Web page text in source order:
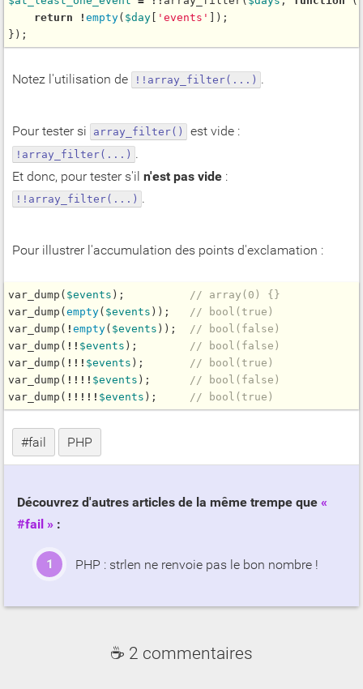
return
! empty( $day 'events'
]);
Notez l'utilisation de !!array_filter(...) .
Pour tester si array_filter() est vide :
!array_filter(...) .
Et donc, pour tester s'il n'est pas vide :
!!array_filter(...) .
Pour illustrer l'accumulation des points d'exclamation :
var_dump ( $events );
// array(0) {}
var_dump ( empty( $events ));
// bool(true)
var_dump ( ! empty( $events ));
// bool(false)
var_dump ( ! ! $events );
// bool(false)
var_dump ( ! ! ! $events );
// bool(true)
var_dump ( ! ! ! ! $events );
// bool(false)
var_dump ( ! ! ! ! ! $events ); // bool(true)
#fail PHP
Découvrez d'autres articles de la même trempe que
#fail
:
PHP : strlen ne renvoie pas le bon nombre !
☕ 2 commentaires